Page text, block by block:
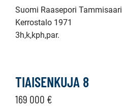
Suomi Raasepori Tammisaari
Kerrostalo 1971
3h,k,kph,par.
TIAISENKUJA 8
169 000 €